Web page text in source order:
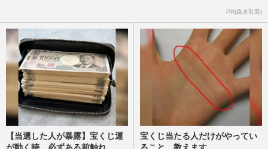
PR(森永乳業)
【当選した人が暴露】宝くじ運
宝くじ当たる人だけがやってい